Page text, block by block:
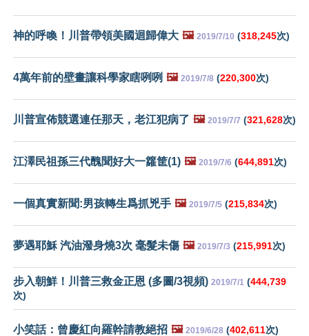
神的呼喚！川普帶領美國迴歸偉大 🖼️ 2019/7/10 (318,245次)
4萬年前的壁畫讓科學家瞎咧咧 🖼️ 2019/7/8 (220,300次)
川普宣佈競選連任那天，老江犯病了 🖼️ 2019/7/7 (321,628次)
江澤民祖孫三代醜聞好大一籮筐(1) 🖼️ 2019/7/6 (644,891次)
一個真實新聞:男孩轉生爲抓兇手 🖼️ 2019/7/5 (215,834次)
夢遇耶穌 汽油潑身燒3次 毫髮未傷 🖼️ 2019/7/3 (215,991次)
步入朝鮮！川普三救金正恩 (多圖/3視頻) 2019/7/1 (444,739
次)
小笑話：曾慶紅向羅幹請教絕招 🖼️ 2019/6/28 (402,611次)